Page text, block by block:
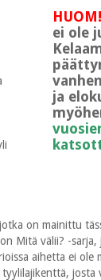
HUOM!
ei ole
ja
on mainittu
Mitä välii? -
aihetta ei ole